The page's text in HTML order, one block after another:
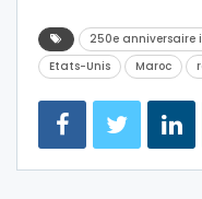
250e anniversaire
Etats-Unis
Maroc